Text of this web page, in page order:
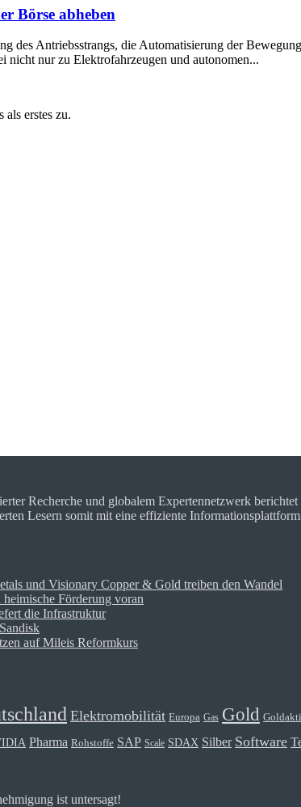
Börse abheben
Antriebsstrangs, die Automatisierung der
nicht nur zu Elektrofahrzeugen und autonomen...
erstes zu.
Recherche und globalem Expertennetzwerk
Lesern somit mit eine effiziente
und Visionary Copper & Gold treiben den Wandel
Förderung voran
die Infrastruktur
auf Mileis Reformkurs
Elektromobilität Europa Gas Gold
Pharma Rohstoffe SAP Scale SDAX Silber Software
ist untersagt!